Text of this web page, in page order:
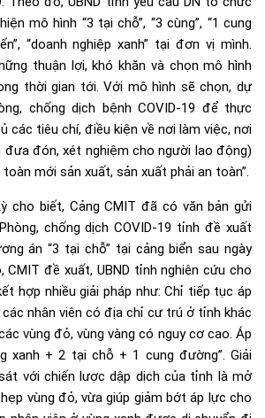
mô hình “3 tại chỗ”, “3 cùng”, “1 cung
“doanh nghiệp xanh” tại đơn vị mình.
thuận lợi, khó khăn và chọn mô hình
thời gian tới. Với mô hình sẽ chọn, dự
chống dịch bệnh COVID-19 để thực
các tiêu chí, điều kiện về nơi làm việc, nơi
đưa đón, xét nghiệm cho người lao động)
mới sản xuất, sản xuất phải an toàn”.
cho biết, Cảng CMIT đã có văn bản gửi
chống dịch COVID-19 tỉnh đề xuất
án “3 tại chỗ” tại cảng biển sau ngày
CMIT đề xuất, UBND tỉnh nghiên cứu cho
hợp nhiều giải pháp như: Chỉ tiếp tục áp
các nhân viên có địa chỉ cư trú ở tỉnh khác
vùng đỏ, vùng vàng có nguy cơ cao. Áp
xanh + 2 tại chỗ + 1 cung đường”. Giải
với chiến lược dập dịch của tỉnh là mở
vùng đỏ, vừa giúp giảm bớt áp lực cho